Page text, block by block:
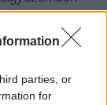
parties, or
for
kész, egész